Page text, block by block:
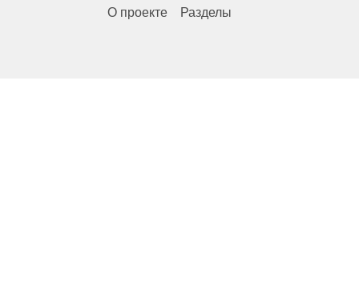
О проекте Разделы